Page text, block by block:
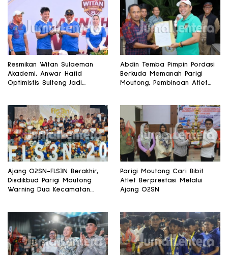
Resmikan Witan Sulaeman
Akademi, Anwar Hafid
Optimistis Sulteng Jadi
Abdin Temba Pimpin Pordasi
Berkuda Memanah Parigi
Moutong, Pembinaan Atlet
Ajang O2SN-FLS3N Berakhir,
Disdikbud Parigi Moutong
Warning Dua Kecamatan
Parigi Moutong Cari Bibit
Atlet Berprestasi Melalui
Ajang O2SN